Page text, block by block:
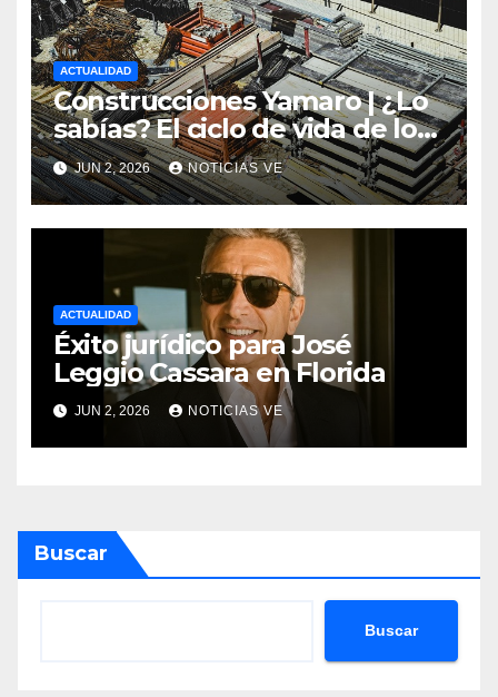
ACTUALIDAD
Construcciones Yamaro | ¿Lo
sabías? El ciclo de vida de los
materiales de construcción
revoluciona eficiencia en
proyectos modernos
JUN 2, 2026 NOTICIAS VE
ACTUALIDAD
Éxito jurídico para José
Leggio Cassara en Florida
JUN 2, 2026 NOTICIAS VE
Buscar
Buscar